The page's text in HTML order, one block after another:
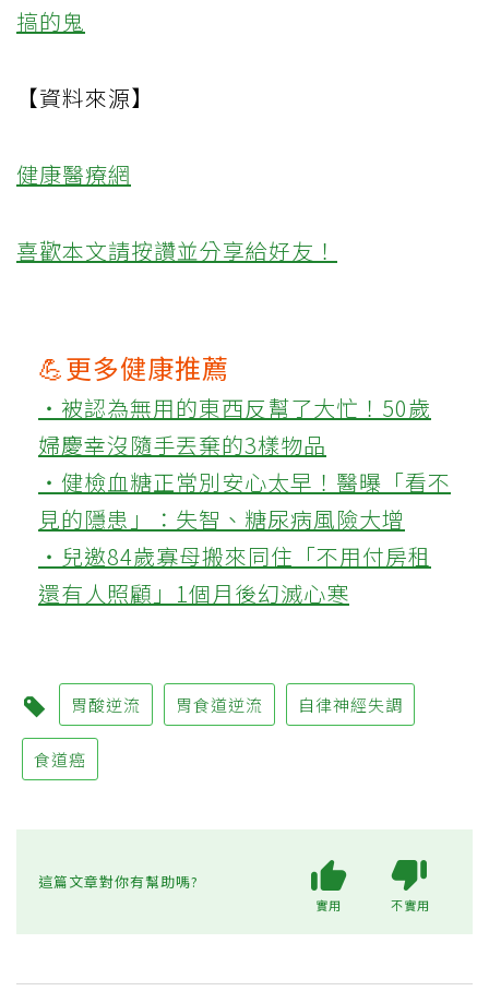
搞的鬼
【資料來源】
健康醫療網
喜歡本文請按讚並分享給好友！
💪更多健康推薦
‧被認為無用的東西反幫了大忙！50歲
婦慶幸沒隨手丟棄的3樣物品
‧健檢血糖正常別安心太早！醫曝「看不
見的隱患」：失智、糖尿病風險大增
‧兒邀84歲寡母搬來同住「不用付房租
還有人照顧」1個月後幻滅心寒
胃酸逆流 胃食道逆流 自律神經失調
食道癌
這篇文章對你有幫助嗎?
實用 不實用